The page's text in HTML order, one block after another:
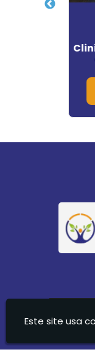
Clinica
Este site usa